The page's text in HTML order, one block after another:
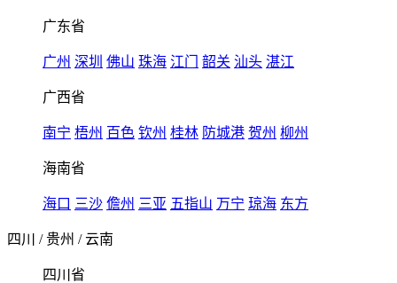
广东省
广州 深圳 佛山 珠海 江门 韶关 汕头 湛江
广西省
南宁 梧州 百色 钦州 桂林 防城港 贺州 柳州
海南省
海口 三沙 儋州 三亚 五指山 万宁 琼海 东方
四川 /贵州 /云南
四川省